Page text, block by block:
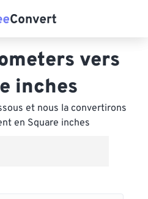
vers
inches
et nous la convertirons
en Square inches